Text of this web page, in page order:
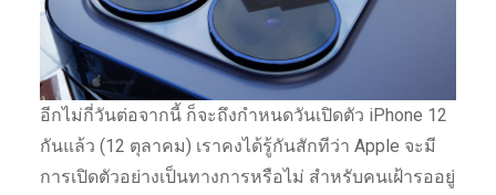
อีกไม่กี่วันต่อจากนี้ ก็จะถึงกำหนดวันเปิดตัว iPhone 12
กันแล้ว (12 ตุลาคม) เราคงได้รู้กันสักทีว่า Apple จะมี
การเปิดตัวอย่างเป็นทางการหรือไม่ สำหรับคนเฝ้ารออยู่